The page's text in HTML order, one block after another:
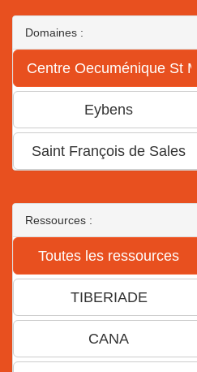
Domaines :
Ressources :